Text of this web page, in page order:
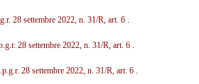
28 settembre 2022, n. 31/R, art. 6.
28 settembre 2022, n. 31/R, art. 6.
28 settembre 2022, n. 31/R, art. 6.